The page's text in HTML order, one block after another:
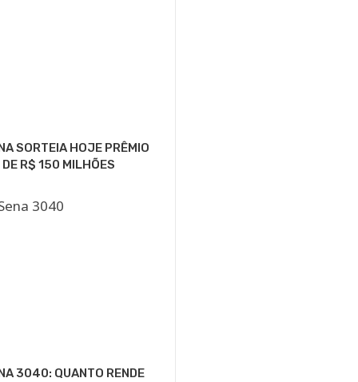
SORTEIA HOJE PRÊMIO
R$ 150 MILHÕES
3040: QUANTO RENDE